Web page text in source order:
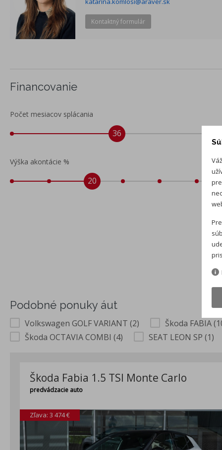
Kontaktný formulár
Financovanie
Počet mesiacov splácania
36
Výška akontácie %
20
Podobné ponuky áut
Volkswagen GOLF VARIANT (2) Škoda FABIA
Škoda OCTAVIA COMBI (4)
SEAT LEON SP (1)
Škoda Fabia 1.5 TSI Monte Carlo
predvádzacie auto
Zľava: 3 474 €